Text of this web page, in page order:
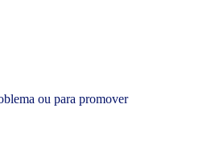
ou para promover